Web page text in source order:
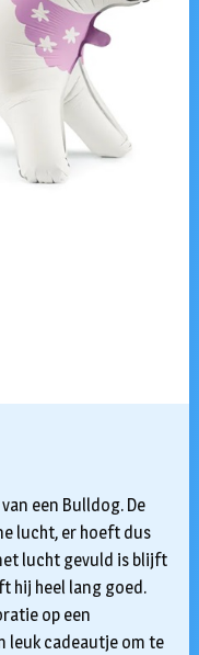
een Bulldog. De
lucht, er hoeft dus
lucht gevuld is blijft
hij heel lang goed.
op een
leuk cadeautje om te